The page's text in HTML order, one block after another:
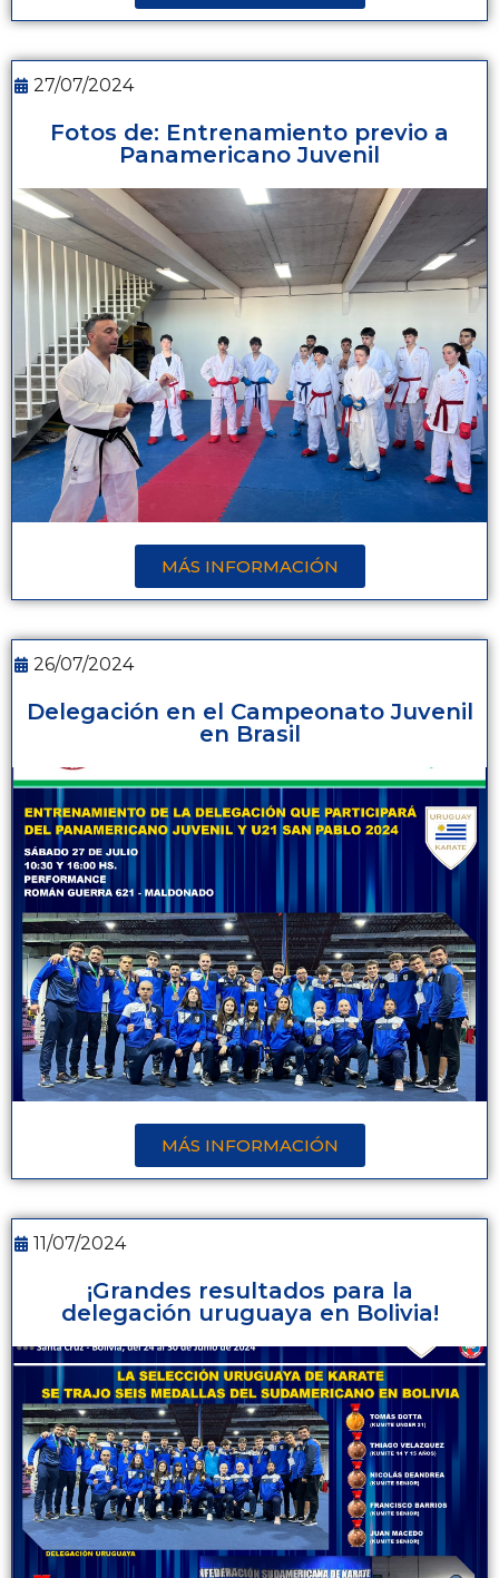
27/07/2024
Fotos de: Entrenamiento previo a
Panamericano Juvenil
MÁS INFORMACIÓN
26/07/2024
Delegación en el Campeonato Juvenil
en Brasil
MÁS INFORMACIÓN
11/07/2024
¡Grandes resultados para la
delegación uruguaya en Bolivia!